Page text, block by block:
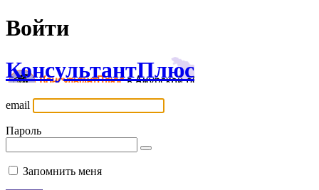
Войти
КонсультантПлюс
email
Пароль
Запомнить меня